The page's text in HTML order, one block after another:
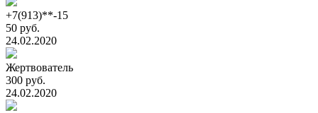
+7(913)**-15
50 руб.
24.02.2020
Жертвователь
300 руб.
24.02.2020